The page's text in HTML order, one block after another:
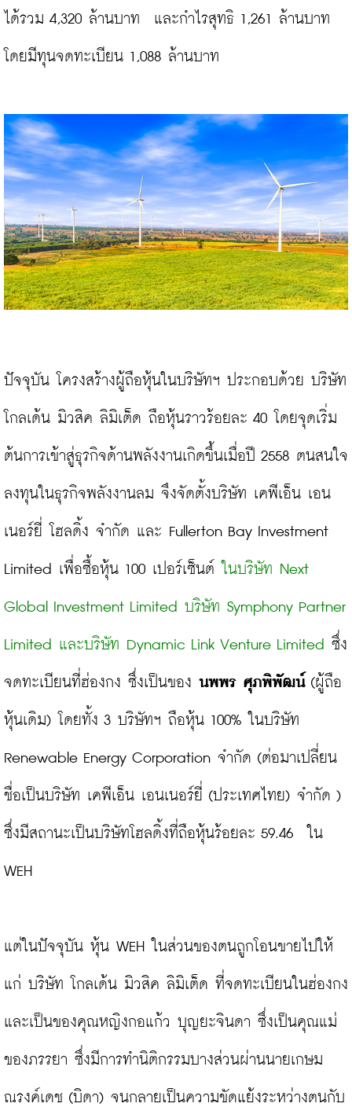
ได้รวม 4,320 ล้านบาท  และกำไรสุทธิ 1,261 ล้านบาท
โดยมีทุนจดทะเบียน 1,088 ล้านบาท
ปัจจุบัน โครงสร้างผู้ถือหุ้นในบริษัทฯ ประกอบด้วย บริษัท
โกลเด้น มิวสิค ลิมิเต็ด ถือหุ้นราวร้อยละ 40 โดยจุดเริ่ม
ต้นการเข้าสู่ธุรกิจด้านพลังงานเกิดขึ้นเมื่อปี 2558 ตนสนใจ
ลงทุนในธุรกิจพลังงานลม จึงจัดตั้งบริษัท เคพีเอ็น เอน
เนอร์ยี่ โฮลดิ้ง จำกัด และ Fullerton Bay Investment
Limited เพื่อซื้อหุ้น 100 เปอร์เซ็นต์ ในบริษัท Next
Global Investment Limited บริษัท Symphony Partner
Limited และบริษัท Dynamic Link Venture Limited ซึ่ง
จดทะเบียนที่ฮ่องกง ซึ่งเป็นของ นพพร ศุภพิพัฒน์ (ผู้ถือ
หุ้นเดิม) โดยทั้ง 3 บริษัทฯ ถือหุ้น 100% ในบริษัท
Renewable Energy Corporation จำกัด (ต่อมาเปลี่ยน
ชื่อเป็นบริษัท เคพีเอ็น เอนเนอร์ยี่ (ประเทศไทย) จำกัด )
ซึ่งมีสถานะเป็นบริษัทโฮลดิ้งที่ถือหุ้นร้อยละ 59.46  ใน
WEH
แต่ในปัจจุบัน หุ้น WEH ในส่วนของตนถูกโอนขายไปให้
แก่ บริษัท โกลเด้น มิวสิค ลิมิเต็ด ที่จดทะเบียนในฮ่องกง
และเป็นของคุณหญิงกอแก้ว บุญยะจินดา ซึ่งเป็นคุณแม่
ของภรรยา ซึ่งมีการทำนิติกรรมบางส่วนผ่านนายเกษม
ณรงค์เดช (บิดา) จนกลายเป็นความขัดแย้งระหว่างตนกับ